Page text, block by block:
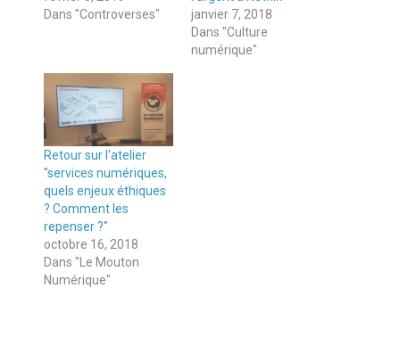
Dans "Controverses"
janvier 7, 2018
Dans "Culture
numérique"
Retour sur l'atelier
"services numériques,
quels enjeux éthiques
? Comment les
repenser ?"
octobre 16, 2018
Dans "Le Mouton
Numérique"